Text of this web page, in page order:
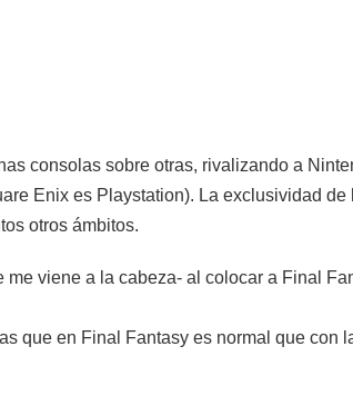
consolas sobre otras, rivalizando a
Enix es Playstation). La exclusividad
otros ámbitos.
viene a la cabeza- al colocar a Final
que en Final Fantasy es normal que con